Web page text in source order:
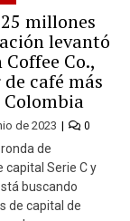
millones
levantó
Coffee Co.,
café más
Colombia
de 2023 0
de
capital Serie C y
buscando
de capital de